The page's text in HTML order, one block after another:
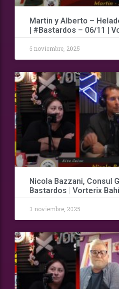
Martin y Alberto –
| #Bastardos – 06/11 |
6 noviembre, 2025
Nicola Bazzani, Consul
Bastardos | Vorterix
3 noviembre, 2025